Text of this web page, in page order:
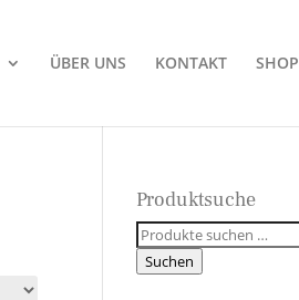
ÜBER UNS KONTAKT SHOP
Produktsuche
Suchen
nach:
Suchen